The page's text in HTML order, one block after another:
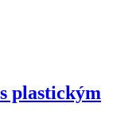
plastickým